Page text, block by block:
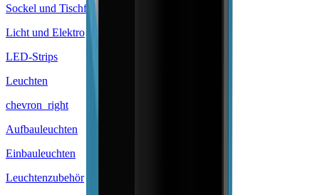
Sockel und Tischfüsse
Licht und Elektro
LED-Strips
Leuchten
chevron_right
Aufbauleuchten
Einbauleuchten
Leuchtenzubehör